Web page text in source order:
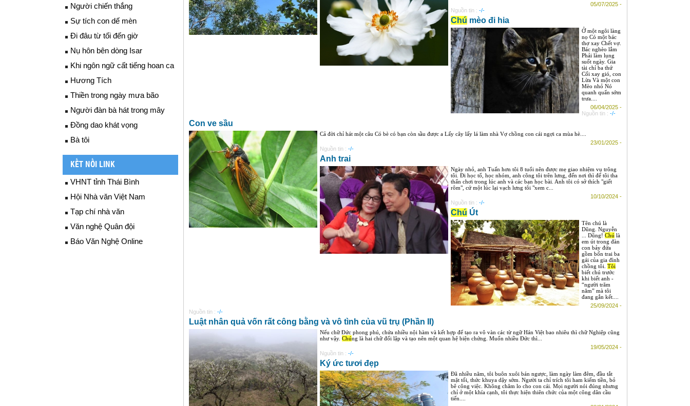
Người chiến thắng
Sự tích con dế mèn
Đi đâu từ tối đến giờ
Nụ hôn bên dòng Isar
Khi ngôn ngữ cất tiếng hoan ca
Hương Tích
Thiền trong ngày mưa bão
Người đàn bà hát trong mây
Đồng dao khát vọng
Bà tôi
KẾT NỐI LINK
VHNT tỉnh Thái Bình
Hội Nhà văn Việt Nam
Tạp chí nhà văn
Văn nghệ Quân đội
Báo Văn Nghệ Online
05/07/2025 -
Nguồn tin : -/-
Chú mèo đi hia
Ở một ngôi làng
nọ Có một bác
thợ xay Chết vợ.
Bác nghèo lắm
Phải làm lụng
suốt ngày. Gia
tài chỉ ba thứ
Cối xay gió, con
Lừa Và một con
Mèo nhỏ Nó
quanh quẩn sớm
trưa....
06/04/2025 -
Nguồn tin : -/-
Con ve sầu
Cả đời chỉ hát một câu Có bè có bạn còn sầu được a Lấy cây lấy lá làm nhà Vợ chồng con cái ngợi ca mùa hè....
23/01/2025 -
Nguồn tin : -/-
Anh trai
Ngày nhỏ, anh Tuấn hơn tôi 8 tuổi nên được mẹ giao nhiệm vụ trông
tôi. Đi học tổ, học nhóm, anh cõng tôi trên lưng, đến nơi thì để tôi tha
thẩn chơi trong lúc anh và các bạn học bài. Anh tôi có sở thích "giết
rôm", cứ một lúc lại vạch lưng tôi "xem c...
10/10/2024 -
Nguồn tin : -/-
Chú Út
Tên chú là
Dũng. Nguyễn
... Dũng! Chú là
em út trong đàn
con bảy đứa
gồm bốn trai ba
gái của gia đình
chồng tôi. Tôi
biết chú trước
khi biết anh -
“người trăm
năm” mà tôi
đang gắn kết....
25/09/2024 -
Nguồn tin : -/-
Luật nhân quả vốn rất công bằng và vô tình của vũ trụ (Phần II)
Nếu chữ Đức phong phú, chứa nhiều nội hàm và kết hợp để tạo ra vô vàn các từ ngữ Hán Việt bao nhiêu thì chữ Nghiệp cũng
như vậy. Chúng là hai chữ đối lập và tạo nên một quan hệ biện chứng. Muốn nhiều Đức thì...
19/05/2024 -
Nguồn tin : -/-
Ký ức tươi đẹp
Đã nhiều năm, tôi buôn xuôi bán ngược, làm ngày làm đêm, đầu tắt
mặt tối, thức khuya dậy sớm. Người ta chỉ trích tôi ham kiếm tiền, bỏ
bê công việc. Không chăm lo cho con cái. Mọi người nói đúng nhưng
chỉ ở một khía cạnh, tôi thực hiện thiên chức của một công dân cầu
tiến....